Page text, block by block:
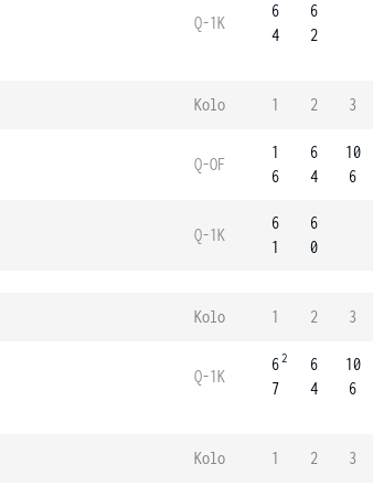
Q-1K
6
4
6
2
Kolo 1 2 3
Q-OF
1
6
6
4
10
6
Q-1K
6
1
6
0
Kolo 1 2 3
Q-1K
62
7
6
4
10
6
Kolo 1 2 3